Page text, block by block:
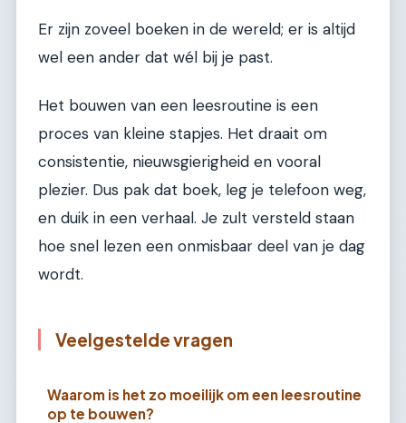
Er zijn zoveel boeken in de wereld; er is altijd
wel een ander dat wél bij je past.
Het bouwen van een leesroutine is een
proces van kleine stapjes. Het draait om
consistentie, nieuwsgierigheid en vooral
plezier. Dus pak dat boek, leg je telefoon weg,
en duik in een verhaal. Je zult versteld staan
hoe snel lezen een onmisbaar deel van je dag
wordt.
Veelgestelde vragen
Waarom is het zo moeilijk om een leesroutine
op te bouwen?